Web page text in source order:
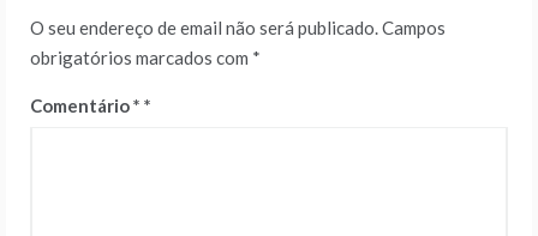
O seu endereço de email não será publicado.Campos
obrigatórios marcados com *
Comentário*